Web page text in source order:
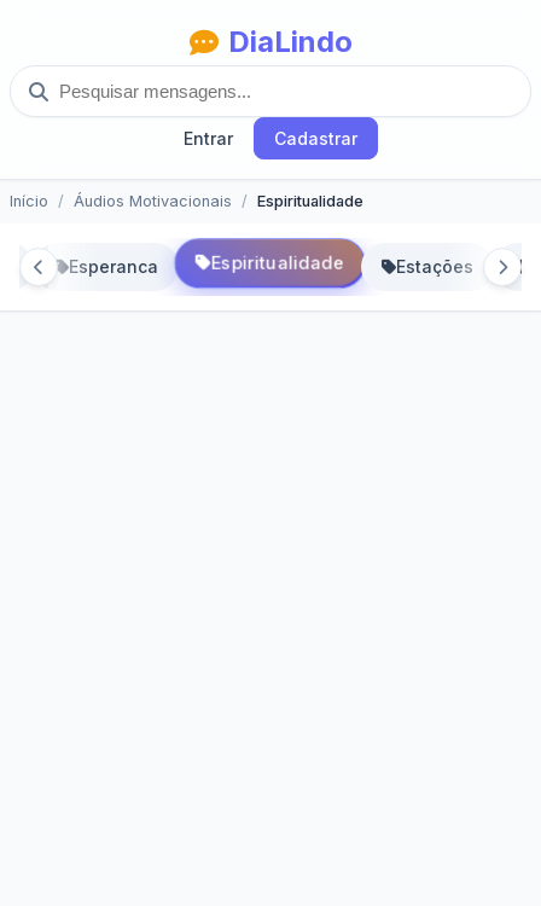
DiaLindo
Entrar Cadastrar
Início Áudios Motivacionais Espiritualidade
Esperanca Espiritualidade Estações